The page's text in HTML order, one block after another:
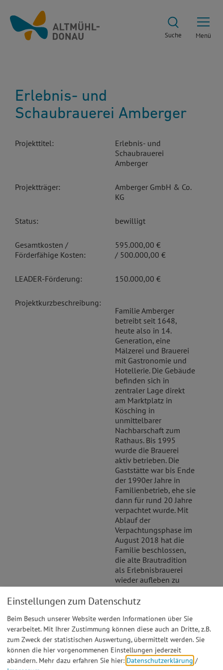
Suche Menü
Erlebnis- und
Schaubrauerei Amberger
Projekttitel:
Erlebnis- und
Schaubrauerei
Amberger
Projektträger:
Amberger GmbH & Co.
KG
Status: bewilligt
Gesamtkosten /
Förderfähige Kosten:
595.000,00 €
/ 500.000,00 €
LEADER-Förderung: 150.000,00 €
Projektkurzbeschreibung:
Familie Amberger
betreibt seit 1648,
heute also in 14.
Generation, eine
Mälzerei und Brauerei
mit Gastronomie und
Hotellerie. Die Gebäude
befinden sich in
zentraler Lage direkt
am Marktplatz in
Kösching in
unmittelbarer
Nachbarschaft zum
Rathaus. Bis 1995
wurde die Brauerei
aktiv betrieben. Die
Gaststätte war bis Ende
der 1990er Jahre in
Familienbetrieb, ehe sie
dann für rund 20 Jahre
verpachtet wurde. Mit
Ablauf der
Verpachtungsphase im
August 2018 hat die
Familie beschlossen,
die alte Brautradition
als Erlebnisbrauerei
wieder aufleben zu
lassen sowie
Gastronomie und
zu sanieren und zu
modernisieren.
In der Erlebnis- und
Schaubrauerei sollen
Seminare und
Einstellungen zum Datenschutz
Beim Besuch unserer Website werden Informationen über Sie
verarbeitet. Mit Ihrer Zustimmung können diese auch an Dritte, z.B.
zum Zweck der statistischen Auswertung, übermittelt werden. Sie
können die hier vorgenommenen Einstellungen jederzeit
abändern. Mehr dazu erfahren Sie hier: Datenschutzerklärung /